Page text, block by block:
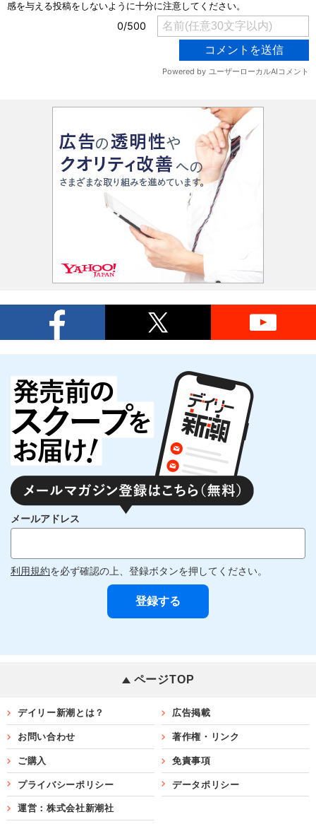
メールアドレス
利用規約を必ず確認の上、登録ボタンを押してください。
ページTOP
デイリー新潮とは？ 広告掲載
お問い合わせ 著作権・リンク
ご購入 免責事項
プライバシーポリシー データポリシー
運営：株式会社新潮社